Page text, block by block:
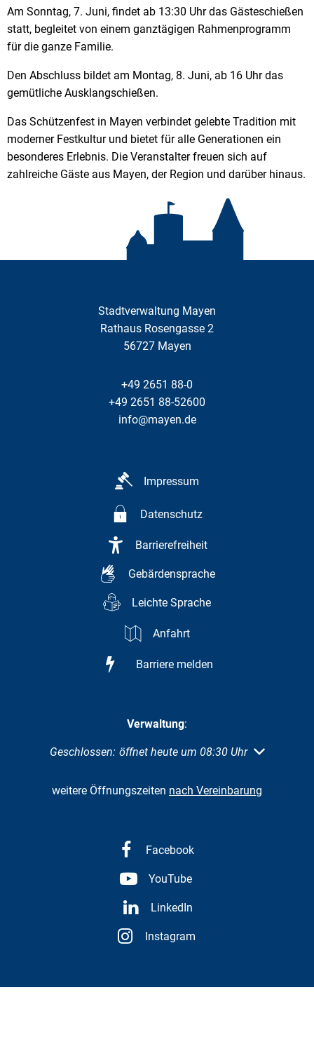
Am Sonntag, 7. Juni, findet ab 13:30 Uhr das Gästeschießen
statt, begleitet von einem ganztägigen Rahmenprogramm
für die ganze Familie.
Den Abschluss bildet am Montag, 8. Juni, ab 16 Uhr das
gemütliche Ausklangschießen.
Das Schützenfest in Mayen verbindet gelebte Tradition mit
moderner Festkultur und bietet für alle Generationen ein
besonderes Erlebnis. Die Veranstalter freuen sich auf
zahlreiche Gäste aus Mayen, der Region und darüber hinaus.
Stadtverwaltung Mayen
Rathaus Rosengasse 2
56727 Mayen
+49 2651 88-0
+49 2651 88-52600
info@mayen.de
Impressum
Datenschutz
Barrierefreiheit
Gebärdensprache
Leichte Sprache
Anfahrt
Barriere melden
Verwaltung:
Klicken, um weitere Öffnungs- oder Schließzeiten
Geschlossen: öffnet heute um 08:30 Uhr
weitere Öffnungszeiten nach Vereinbarung
Facebook
YouTube
LinkedIn
Instagram